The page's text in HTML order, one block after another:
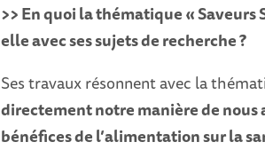
>> En quoi la thématique « Saveurs
elle avec ses sujets de recherche ?
Ses travaux résonnent avec la
directement notre manière de
bénéfices de l’alimentation sur la